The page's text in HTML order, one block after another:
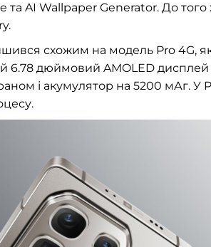
AI Wallpaper Generator. До того
схожим на модель Pro 4G,
6.78 дюймовий AMOLED
і акумулятор на 5200 мАг.